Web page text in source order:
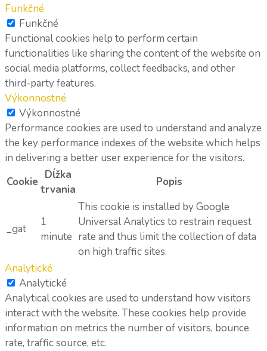
Funkčné
Funkčné
Functional cookies help to perform certain
functionalities like sharing the content of the website on
social media platforms, collect feedbacks, and other
third-party features.
Výkonnostné
Výkonnostné
Performance cookies are used to understand and analyze
the key performance indexes of the website which helps
in delivering a better user experience for the visitors.
Cookie
Dĺžka
trvania
Popis
_gat
1
minute
This cookie is installed by Google
Universal Analytics to restrain request
rate and thus limit the collection of data
on high traffic sites.
Analytické
Analytické
Analytical cookies are used to understand how visitors
interact with the website. These cookies help provide
information on metrics the number of visitors, bounce
rate, traffic source, etc.